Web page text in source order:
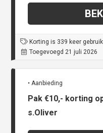
Korting is 339 keer
Toegevoegd 21 juli 2026
• Aanbieding
Pak €10,- korting
s.Oliver